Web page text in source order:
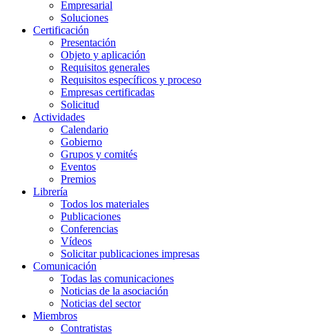
Empresarial
Soluciones
Certificación
Presentación
Objeto y aplicación
Requisitos generales
Requisitos específicos y proceso
Empresas certificadas
Solicitud
Actividades
Calendario
Gobierno
Grupos y comités
Eventos
Premios
Librería
Todos los materiales
Publicaciones
Conferencias
Vídeos
Solicitar publicaciones impresas
Comunicación
Todas las comunicaciones
Noticias de la asociación
Noticias del sector
Miembros
Contratistas